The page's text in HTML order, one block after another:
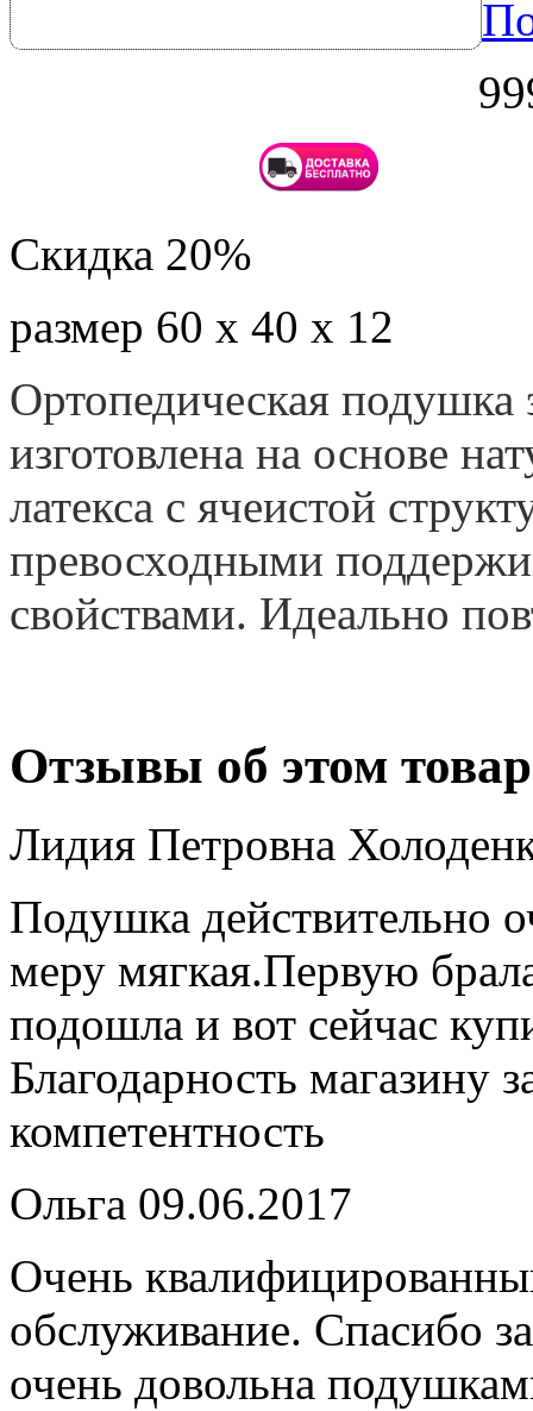
Скидка 20%
размер 60 х 40 х 12
Ортопедическая
изготовлена на основе
латекса с ячеистой
превосходными
свойствами. Идеально
Отзывы об этом
Лидия Петровна
Подушка действительно
меру мягкая.Первую
подошла и вот сейчас
Благодарность магазину
компетентность
Ольга 09.06.2017
Очень
обслуживание. Спасибо
очень довольна